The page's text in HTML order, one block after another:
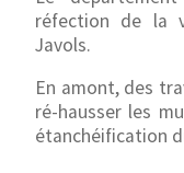
réfection de la
Javols.
En amont, des
ré-hausser les
étanchéification